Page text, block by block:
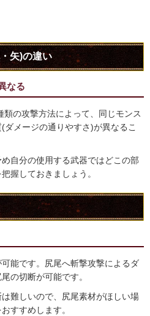
矢)の違い
なる
の攻撃方法によって、同じモンス
メージの通りやすさ)が異なるこ
自分の使用する武器ではどこの部
握しておきましょう。
能です。尻尾へ斬撃攻撃によるダ
の切断が可能です。
難しいので、尻尾素材がほしい場
すすめします。